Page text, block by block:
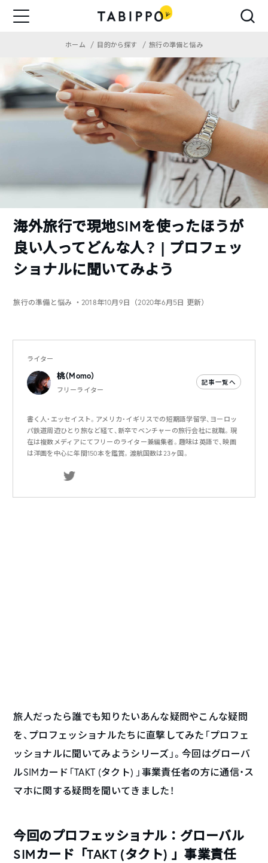
ホーム 目的から探す 旅行の準備と悩み
海外旅行で現地SIMを使ったほうが
良い人ってどんな人？ | プロフェッ
ショナルに聞いてみよう
旅行の準備と悩み ・2018年10月9日（2020年6月5日 更新）
ライター
桃（Momo）
フリーライター
記事一覧へ
書く人・エッセイスト。アメリカ・イギリスでの短期語学留学、ヨーロッ
パ鉄道周遊ひとり旅など経て、新卒でベンチャーの旅行会社に就職。現
在は複数メディアにてフリーのライター兼編集者。趣味は英語で、映画
は洋画を中心に年間150本を鑑賞。渡航国数は23ヶ国。
旅人だったら誰でも知りたいあんな疑問やこんな疑問
を、プロフェッショナルたちに直撃してみた「プロフェ
ッショナルに聞いてみようシリーズ」。今回はグローバ
ルSIMカード「TAKT (タクト) 」事業責任者の方に通信・ス
マホに関する疑問を聞いてきました！
今回のプロフェッショナル：グローバル
SIMカード「TAKT (タクト) 」事業責任